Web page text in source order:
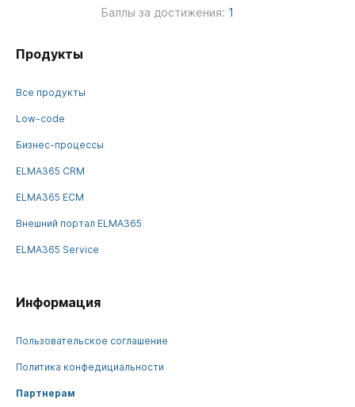
Баллы за достижения: 1
Продукты
Все продукты
Low-code
Бизнес-процессы
ELMA365 CRM
ELMA365 ECM
Внешний портал ELMA365
ELMA365 Service
Информация
Пользовательское соглашение
Политика конфедициальности
Партнерам